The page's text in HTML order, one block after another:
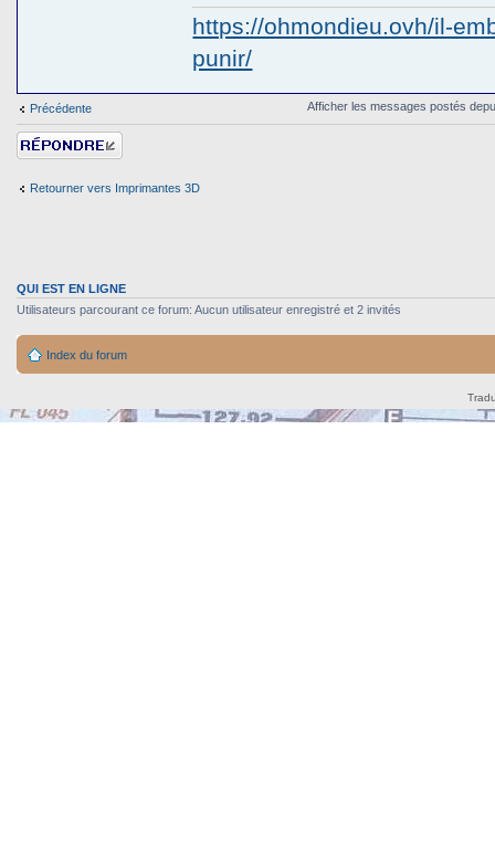
https://ohmondieu.ovh/il-
punir/
Précédente Afficher les messages postés
Répondre
Retourner vers Imprimantes 3D
QUI EST EN LIGNE
Utilisateurs parcourant ce forum: Aucun utilisateur enregistré et 2 invités
Index du forum